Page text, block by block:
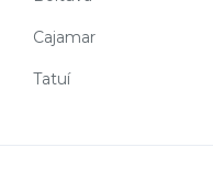
Cajamar
Tatuí